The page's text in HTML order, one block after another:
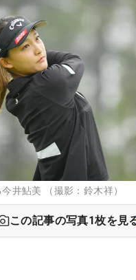
井鮎美 （撮影：鈴木祥）
この記事の写真1枚を見